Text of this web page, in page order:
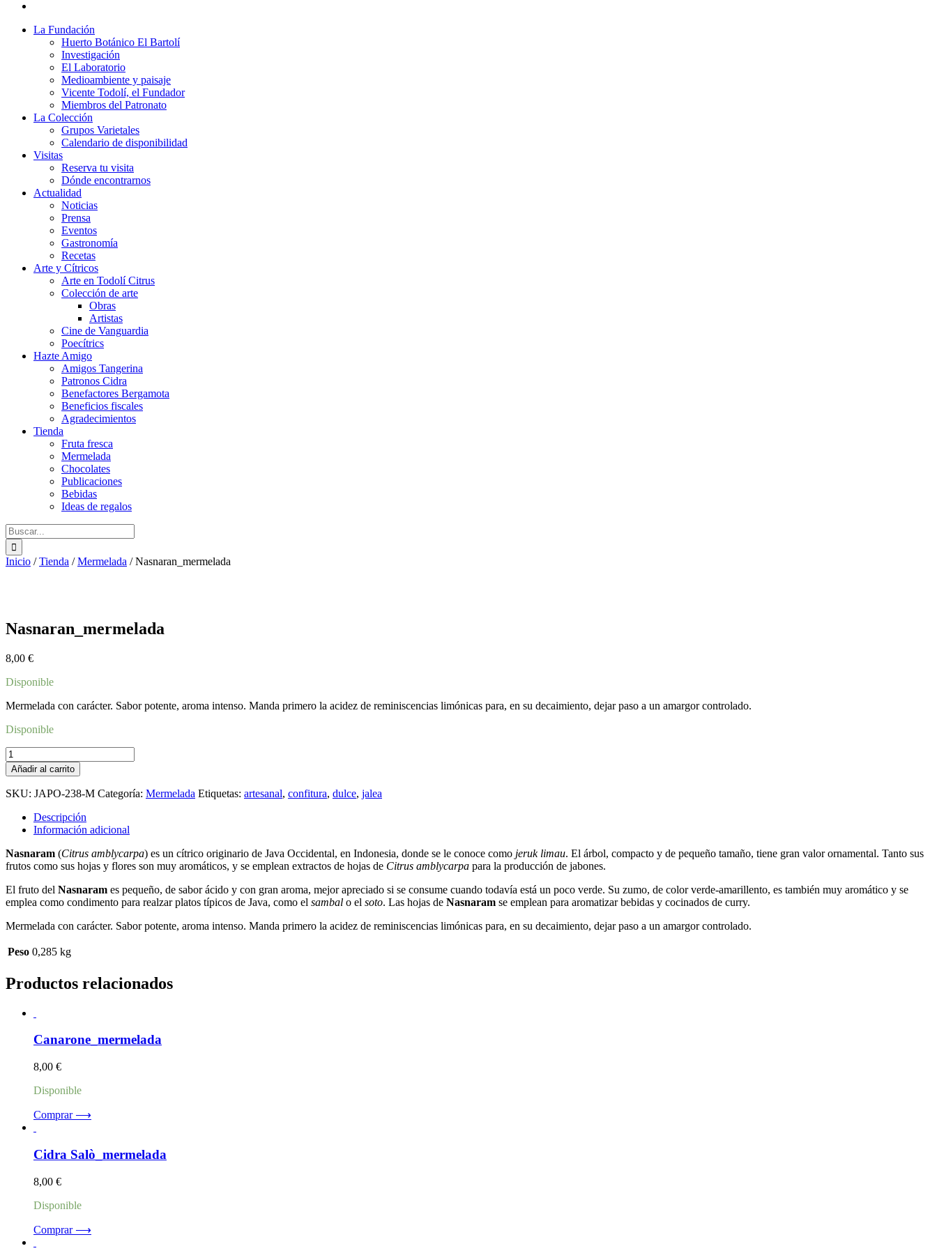
La Fundación
Huerto Botánico El Bartolí
Investigación
El Laboratorio
Medioambiente y paisaje
Vicente Todolí, el Fundador
Miembros del Patronato
La Colección
Grupos Varietales
Calendario de disponibilidad
Visitas
Reserva tu visita
Dónde encontrarnos
Actualidad
Noticias
Prensa
Eventos
Gastronomía
Recetas
Arte y Cítricos
Arte en Todolí Citrus
Colección de arte
Obras
Artistas
Cine de Vanguardia
Poecítrics
Hazte Amigo
Amigos Tangerina
Patronos Cidra
Benefactores Bergamota
Beneficios fiscales
Agradecimientos
Tienda
Fruta fresca
Mermelada
Chocolates
Publicaciones
Bebidas
Ideas de regalos
Buscar:
Inicio / Tienda / Mermelada / Nasnaran_mermelada
Nasnaran_mermelada
8,00 €
Disponible
Mermelada con carácter. Sabor potente, aroma intenso. Manda primero la acidez de reminiscencias limónicas para, en su decaimiento, dejar paso a un amargor controlado.
Disponible
Nasnaran_mermelada
cantidad
Añadir al carrito
SKU: JAPO-238-M Categoría: Mermelada Etiquetas: artesanal, confitura, dulce, jalea
Descripción
Información adicional
Nasnaram (Citrus amblycarpa) es un cítrico originario de Java Occidental, en Indonesia, donde se le conoce como jeruk limau. El árbol, compacto y de pequeño tamaño, tiene gran valor ornamental. Tanto sus
frutos como sus hojas y flores son muy aromáticos, y se emplean extractos de hojas de Citrus amblycarpa para la producción de jabones.
El fruto del Nasnaram es pequeño, de sabor ácido y con gran aroma, mejor apreciado si se consume cuando todavía está un poco verde. Su zumo, de color verde-amarillento, es también muy aromático y se
emplea como condimento para realzar platos típicos de Java, como el sambal o el soto. Las hojas de Nasnaram se emplean para aromatizar bebidas y cocinados de curry.
Mermelada con carácter. Sabor potente, aroma intenso. Manda primero la acidez de reminiscencias limónicas para, en su decaimiento, dejar paso a un amargor controlado.
Peso 0,285 kg
Productos relacionados
Canarone_mermelada
8,00 €
Disponible
Comprar ⟶
Cidra Salò_mermelada
8,00 €
Disponible
Comprar ⟶